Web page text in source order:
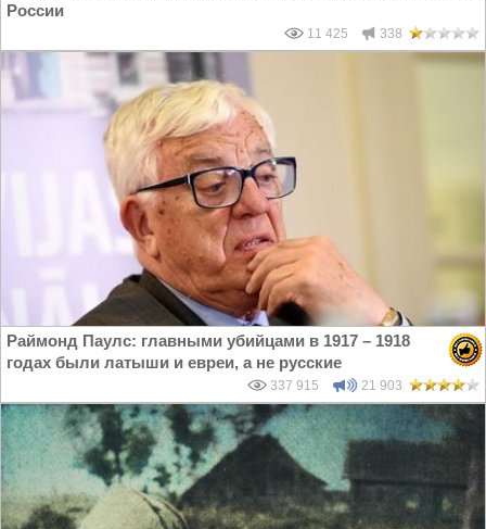
России
11 425 338
Раймонд Паулс: главными убийцами в 1917 – 1918
годах были латыши и евреи, а не русские
337 915 21 903